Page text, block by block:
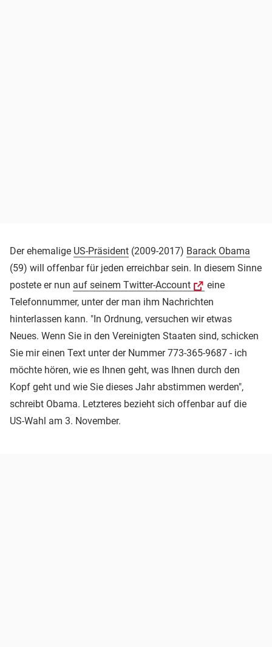
Der ehemalige US-Präsident (2009-2017) Barack Obama
(59) will offenbar für jeden erreichbar sein. In diesem Sinne
postete er nun auf seinem Twitter-Account
eine
Telefonnummer, unter der man ihm Nachrichten
hinterlassen kann. "In Ordnung, versuchen wir etwas
Neues. Wenn Sie in den Vereinigten Staaten sind, schicken
Sie mir einen Text unter der Nummer 773-365-9687 - ich
möchte hören, wie es Ihnen geht, was Ihnen durch den
Kopf geht und wie Sie dieses Jahr abstimmen werden",
schreibt Obama. Letzteres bezieht sich offenbar auf die
US-Wahl am 3. November.